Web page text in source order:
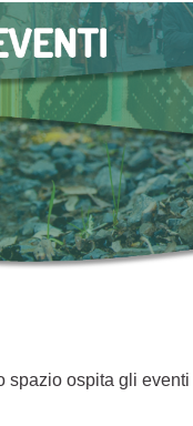
spazio ospita gli